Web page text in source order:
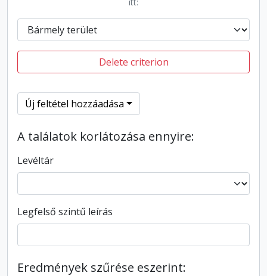
Delete criterion
Új feltétel hozzáadása
A találatok korlátozása ennyire:
Levéltár
Legfelső szintű leírás
Eredmények szűrése eszerint: